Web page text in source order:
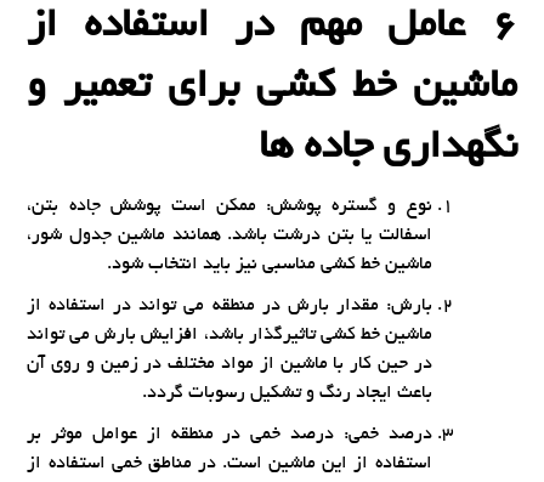
6 عامل مهم در استفاده از
ماشین خط کشی برای تعمیر و
نگهداری جاده ها
نوع و گستره پوشش: ممکن است پوشش جاده بتن،
اسفالت یا بتن درشت باشد. همانند ماشین جدول شور،
ماشین خط کشی مناسبی نیز باید انتخاب شود.
بارش: مقدار بارش در منطقه می تواند در استفاده از
ماشین خط کشی تاثیرگذار باشد، افزایش بارش می تواند
در حین کار با ماشین از مواد مختلف در زمین و روی آن
باعث ایجاد رنگ و تشکیل رسوبات گردد.
درصد خمی: درصد خمی در منطقه از عوامل موثر بر
استفاده از این ماشین است. در مناطق خمی استفاده از